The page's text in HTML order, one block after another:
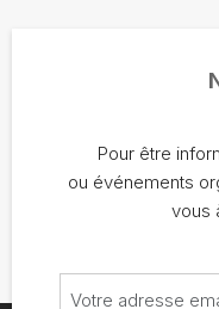
Pour être
ou événements
vous